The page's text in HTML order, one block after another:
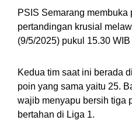
PSIS Semarang membuka
pertandingan krusial
(9/5/2025) pukul 15.30
Kedua tim saat ini berada
poin yang sama yaitu 25.
wajib menyapu bersih tiga
bertahan di Liga 1.